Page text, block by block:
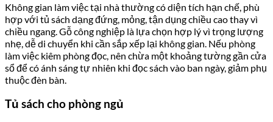
Không gian làm việc tại nhà thường có diện tích hạn chế, phù
hợp với tủ sách dạng đứng, mỏng, tận dụng chiều cao thay vì
chiều ngang. Gỗ công nghiệp là lựa chọn hợp lý vì trọng lượng
nhẹ, dễ di chuyển khi cần sắp xếp lại không gian. Nếu phòng
làm việc kiêm phòng đọc, nên chừa một khoảng tường gần cửa
sổ để có ánh sáng tự nhiên khi đọc sách vào ban ngày, giảm phụ
thuộc đèn bàn.
Tủ sách cho phòng ngủ